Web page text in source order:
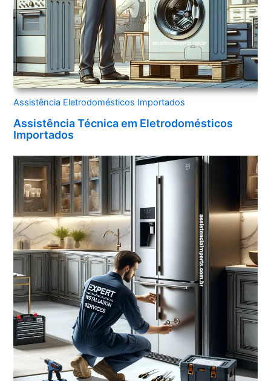
Assistência Eletrodomésticos Importados
Assistência Técnica em Eletrodomésticos
Importados